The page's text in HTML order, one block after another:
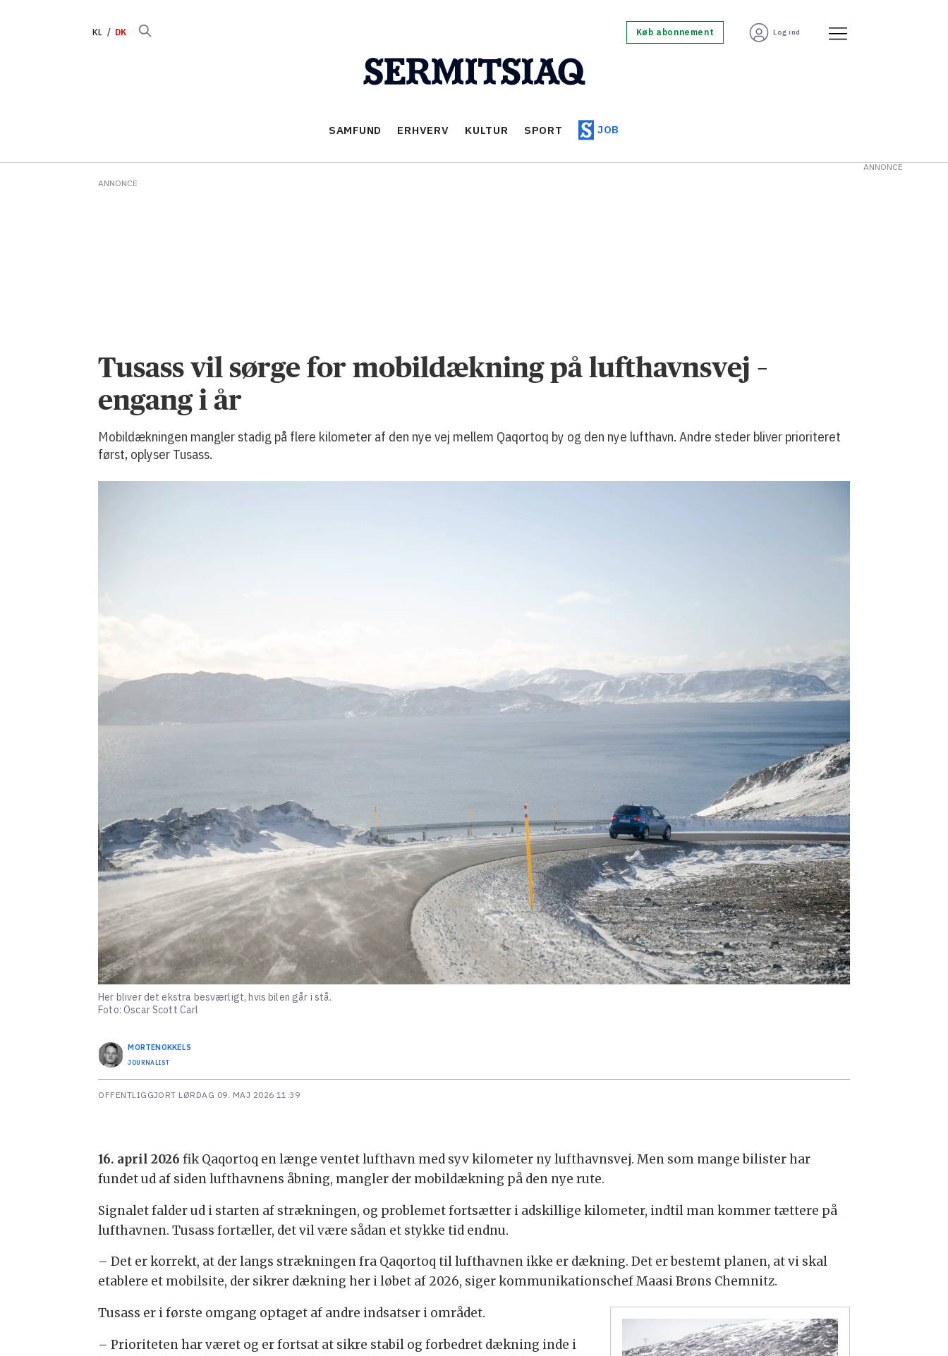
KL DK Køb abonnement Log ind
SAMFUND ERHVERV KULTUR SPORT JOB
ANNONCE
Tusass vil sørge for mobildækning på lufthavnsvej –
engang i år
Mobildækningen mangler stadig på flere kilometer af den nye vej mellem Qaqortoq by og den nye lufthavn. Andre steder bliver prioriteret
først, oplyser Tusass.
Her bliver det ekstra besværligt, hvis bilen går i stå.
Foto: Oscar Scott Carl
MORTENOKKELS
JOURNALIST
OFFENTLIGGJORT LØRDAG 09. MAJ 2026 11:39
16. april 2026fik Qaqortoq en længe ventet lufthavn med syv kilometer ny lufthavnsvej. Men som mange bilister har
fundet ud af siden lufthavnens åbning, mangler der mobildækning på den nye rute.
Signalet falder ud i starten af strækningen, og problemet fortsætter i adskillige kilometer, indtil man kommer tættere på
lufthavnen. Tusass fortæller, det vil være sådan et stykke tid endnu.
– Det er korrekt, at der langs strækningen fra Qaqortoq til lufthavnen ikke er dækning. Det er bestemt planen, at vi skal
etablere et mobilsite, der sikrer dækning her i løbet af 2026, siger kommunikationschef Maasi Brøns Chemnitz.
Tusass er i første omgang optaget af andre indsatser i området.
– Prioriteten har været og er fortsat at sikre stabil og forbedret dækning inde i
ANNONCE